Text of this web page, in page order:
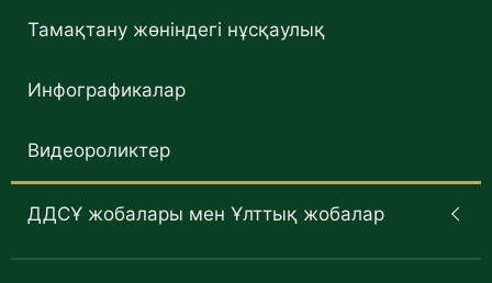
Тамақтану жөніндегі нұсқаулық
Инфографикалар
Видеороликтер
ДДСҰ жобалары мен Ұлттық жобалар